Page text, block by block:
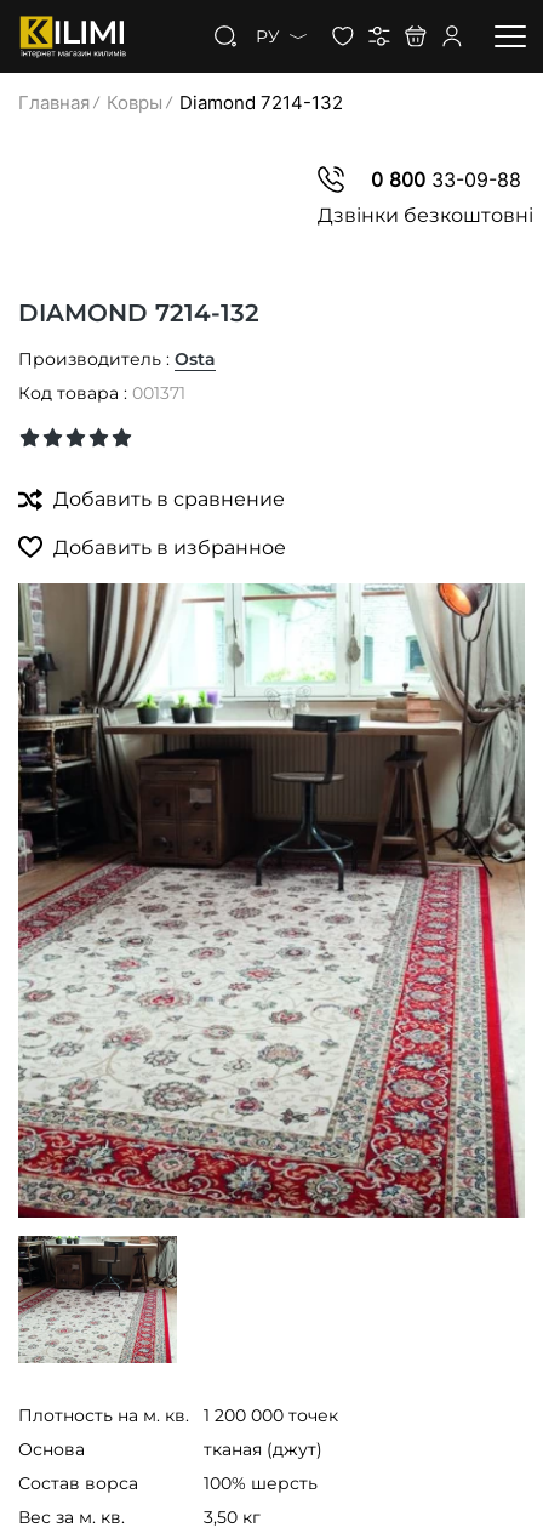
РУ
Главная Ковры Diamond 7214-132
0 80033-09-88
Дзвінки безкоштовні
DIAMOND 7214-132
Производитель : Osta
Код товара : 001371
Добавить в сравнение
Добавить в избранное
Плотность на м. кв.
1 200 000 точек
Основа
тканая (джут)
Состав ворса
100% шерсть
Вес за м. кв.
3,50 кг